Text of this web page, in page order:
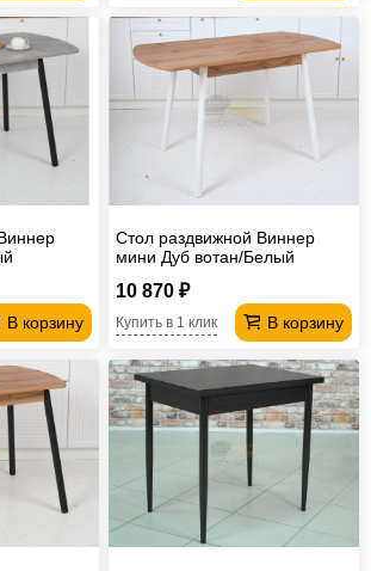
В корзину
Стол раздвижной Виннер
мини Дуб вотан/Белый
10 870 ₽
В корзину
Купить в 1 клик